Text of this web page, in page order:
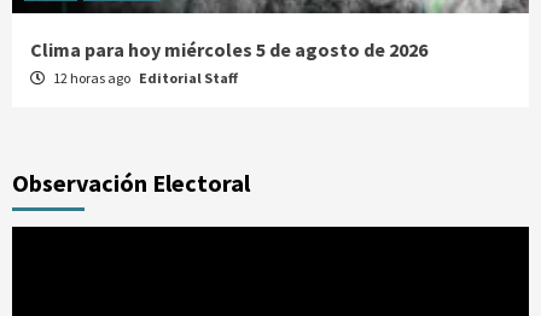
Clima para hoy miércoles 5 de agosto de 2026
12 horas ago Editorial Staff
Observación Electoral